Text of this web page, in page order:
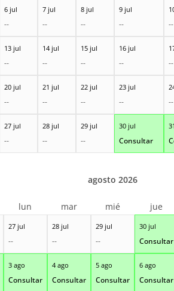
6 jul
--
7 jul
--
8 jul
--
9 jul
-- --
13 jul
--
14 jul
--
15 jul
--
16 jul
-- --
20 jul
--
21 jul
--
22 jul
--
23 jul
-- --
27 jul
--
28 jul
--
29 jul
--
30 jul
Consultar
27 jul
--
28 jul
--
29 jul
--
30 jul
Consultar
3 ago
Consultar
4 ago
Consultar
5 ago
Consultar
6 ago
Consultar
agosto 2026
lun mar mié jue